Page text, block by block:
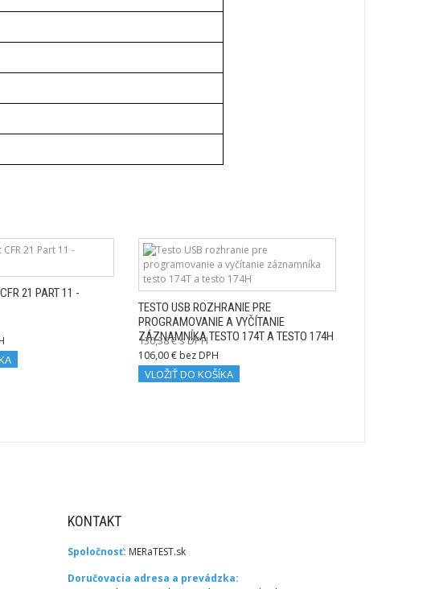
21 PART 11 -
TESTO USB ROZHRANIE PRE
PROGRAMOVANIE A VYČÍTANIE
ZÁZNAMNÍKA TESTO 174T A TESTO 174H
130,38 € s DPH
106,00 € bez DPH
VLOŽIŤ DO KOŠÍKA
KONTAKT
Spoločnosť: MERaTEST.sk
Doručovacia adresa a prevádzka: